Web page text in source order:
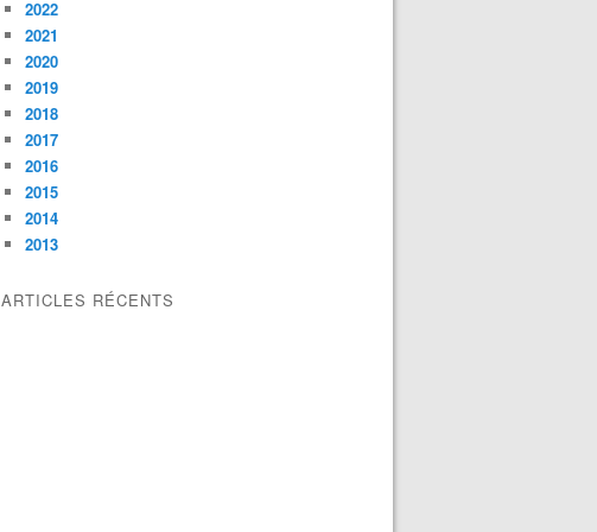
2022
2021
2020
2019
2018
2017
2016
2015
2014
2013
ARTICLES RÉCENTS